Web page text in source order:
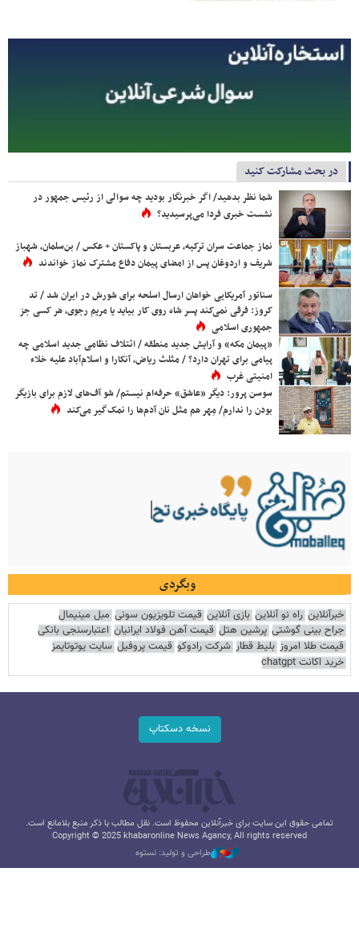
در بحث مشارکت کنید
شما نظر بدهید/ اگر خبرنگار بودید چه سوالی از رئیس جمهور در
نشست خبری فردا می‌پرسیدید؟
نماز جماعت سران ترکیه، عربستان و پاکستان + عکس / بن‌سلمان، شهباز
شریف و اردوغان پس از امضای پیمان دفاع مشترک نماز خواندند
سناتور آمریکایی خواهان ارسال اسلحه برای شورش در ایران شد / تد
کروز: فرقی نمی‌کند پسر شاه روی کار بیاید یا مریم رجوی، هر کسی جز
جمهوری اسلامی
«پیمان مکه» و آرایش جدید منطقه / ائتلاف نظامی جدید اسلامی چه
پیامی برای تهران دارد؟ / مثلث ریاض، آنکارا و اسلام‌آباد علیه خلاء
امنیتی غرب
سوسن پرور: دیگر «عاشق» حرفه‌ام نیستم/ شو آف‌های لازم برای بازیگر
بودن را ندارم/ مِهر هم مثل نان آدم‌ها را نمک‌گیر می‌کند
وبگردی
خبرآنلاین راه نو آنلاین بازی آنلاین قیمت تلویزیون سونی مبل مینیمال
جراح بینی گوشتی پرشین هتل قیمت آهن فولاد ایرانیان اعتبارسنجی بانکی
قیمت طلا امروز بلیط قطار شرکت رادوکو قیمت پروفیل سایت یوتوتایمز
خرید اکانت chatgpt
نسخه دسکتاپ
تمامی حقوق این سایت برای خبرآنلاین محفوظ است. نقل مطالب با ذکر منبع بلامانع است.
Copyright © 2025 khabaronline News Agancy, All rights reserved
طراحی و تولید: نستوه